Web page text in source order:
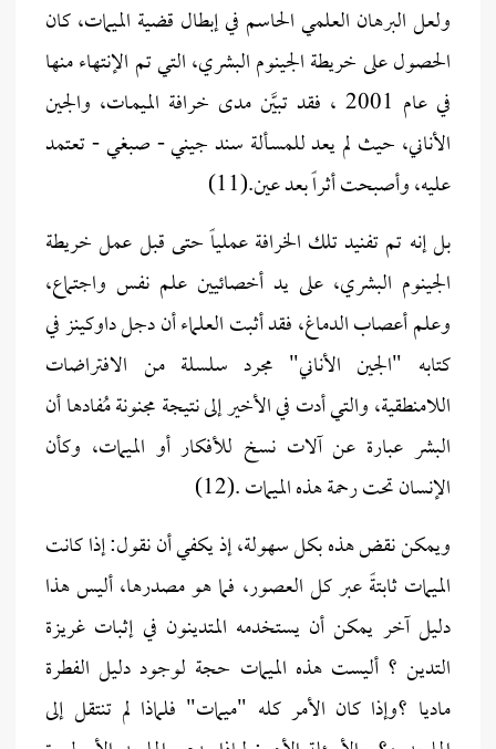
ولعل البرهان العلمي الحاسم في إبطال قضية الميمات، كان
الحصول على خريطة الجينوم البشري، التي تم الإنتهاء منها
في عام 2001 ، فقد تبيَّن مدى خرافة الميمـات، والجين
الأناني، حيث لم يعد للمسـألة سند جيني - صبغي - تعتمد
عليه، وأصبحت أثراً بعد عين.(11)
بل إنه تم تفنيد تلك الخرافة عملياً حتى قبل عمل خريطة
الجينوم البشري، على يد أخصائيين علم نفس واجتماع،
وعلم أعصاب الدماغ، فقد أثبت العلماء أن دجل داوكينز في
كتابه "الجين الأناني" مجرد سلسلة من الافتراضات
اللامنطقية، والتي أدت في الأخير إلى نتيجة مجنونة مُفادها أن
البشر عبارة عن آلات نسخ للأفكار أو الميمات، وكأن
الإنسان تحت رحمة هذه الميمات .(12)
ويمكن نقض هذه بكل سهولة، إذ يكفي أن نقول: إذا كانت
الميمات ثابتةً عبر كل العصور، فما هو مصدرها، أليس هذا
دليل آخر يمكن أن يستخدمه المتدينون في إثبات غريزة
التدين ؟ أليست هذه الميمات حجة لوجود دليل الفطرة
ماديا ؟وإذا كان الأمر كله "ميمات" فلماذا لم تنتقل إلى